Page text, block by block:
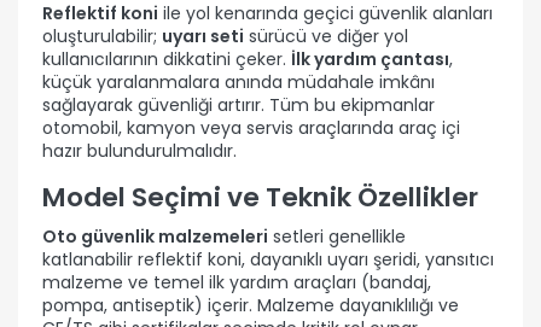
Reflektif koni ile yol kenarında geçici güvenlik alanları
oluşturulabilir; uyarı seti sürücü ve diğer yol
kullanıcılarının dikkatini çeker. İlk yardım çantası,
küçük yaralanmalara anında müdahale imkânı
sağlayarak güvenliği artırır. Tüm bu ekipmanlar
otomobil, kamyon veya servis araçlarında araç içi
hazır bulundurulmalıdır.
Model Seçimi ve Teknik Özellikler
Oto güvenlik malzemeleri setleri genellikle
katlanabilir reflektif koni, dayanıklı uyarı şeridi, yansıtıcı
malzeme ve temel ilk yardım araçları (bandaj,
pompa, antiseptik) içerir. Malzeme dayanıklılığı ve